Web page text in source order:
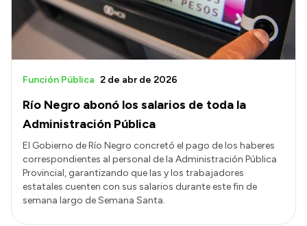
Río Negro abonó los salarios de toda la
Administración Pública
Función Pública 2 de abr de 2026
El Gobierno de Río Negro concretó el pago de los haberes
correspondientes al personal de la Administración Pública
Provincial, garantizando que las y los trabajadores
estatales cuenten con sus salarios durante este fin de
semana largo de Semana Santa.